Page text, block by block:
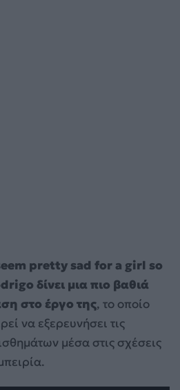
pretty sad for a girl so
δίνει μια πιο βαθιά
στο έργο της, το οποίο
να εξερευνήσει τις
μέσα στις σχέσεις